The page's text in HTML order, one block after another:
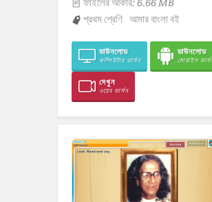
প্রথম শ্রেণি আমার বাংলা বই
ডাউনলোড
কম্পিউটার ভার্সন
ডাউনলোড
মোবাইল
দেখুন
ওয়েব ভার্সন